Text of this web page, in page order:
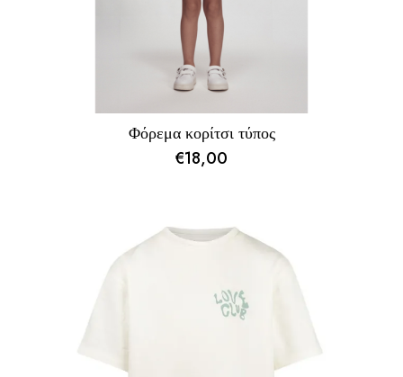
Φόρεμα κορίτσι τύπος
€18,00